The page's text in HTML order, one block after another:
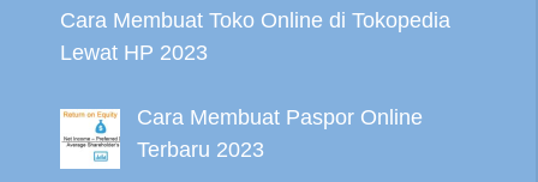
Cara Membuat Toko Online di Tokopedia
Lewat HP 2023
Cara Membuat Paspor Online
Terbaru 2023